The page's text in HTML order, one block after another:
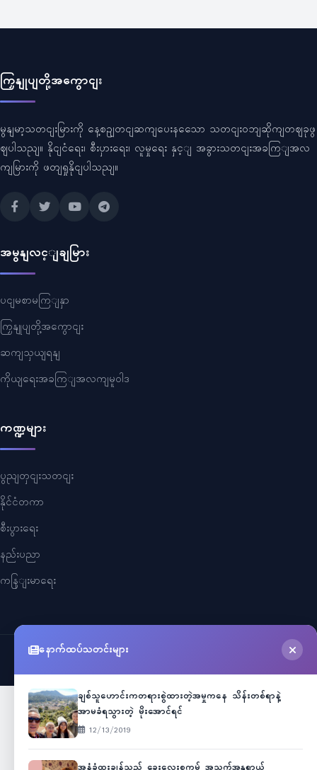
ကြှနျုပျတို့အကွောငျး
မွနျမာ့သတငျးမြားကို နေ့စဥျတငျဆကျပေးနသေော သတငျးဝဘျဆိုကျတဈခုဖွ
ဈပါသညျ။ နိုငျငံရေး၊ စီးပှားရေး၊ လူမှုရေး နှင့ျ အခွားသတငျးအခကြျအလ
ကျမြားကို ဖတျရှုနိုငျပါသညျ။
အမွနျလင့ျချမြား
ပငျမစာမကြျနှာ
ကြှနျုပျတို့အကွောငျး
ဆကျသှယျရနျ
ကိုယျရေးအခကြျအလကျမူဝါဒ
ကဏ္ဍများ
ပွညျတှငျးသတငျး
နိုင်ငံတကာ
စီးပွားရေး
နည်းပညာ
ကနြျးမာရေး
Myanmar Cele News
နောက်ထပ်သတင်းများ
ချစ်သူဟောင်းကတရားစွဲထားတဲ့အမှုကနေ သိန်းတစ်ရာနဲ့
အာမခံရသွားတဲ့ မိုးအောင်ရင်
12/13/2019